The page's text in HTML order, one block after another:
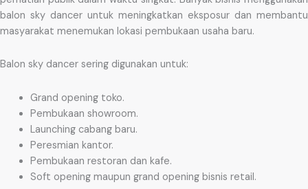
balon sky dancer untuk meningkatkan eksposur dan membantu
masyarakat menemukan lokasi pembukaan usaha baru.
Balon sky dancer sering digunakan untuk:
Grand opening toko.
Pembukaan showroom.
Launching cabang baru.
Peresmian kantor.
Pembukaan restoran dan kafe.
Soft opening maupun grand opening bisnis retail.